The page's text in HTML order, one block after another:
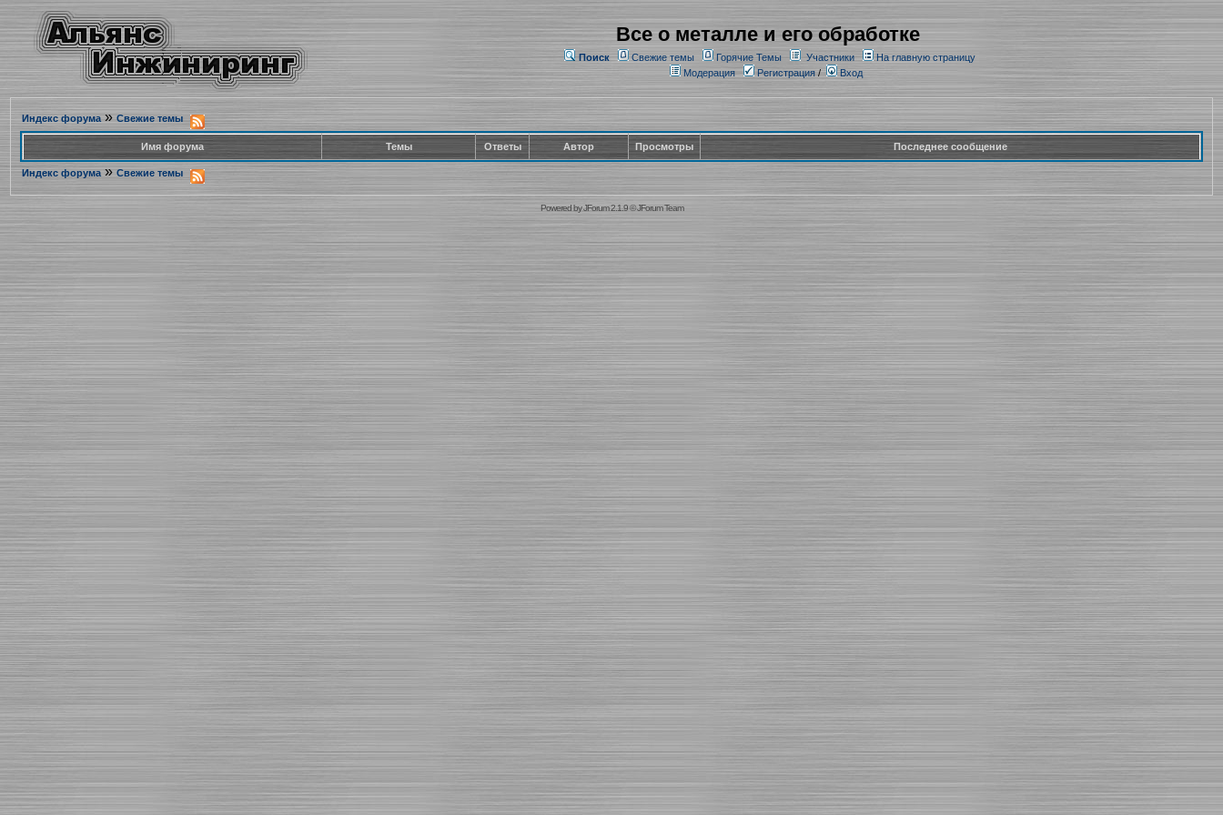
Все о металле и его обработке
Поиск Свежие темы Горячие Темы Участники
На главную страницу
Модерация
Регистрация/ Вход
Индекс форума» Свежие темы
Имя форума Темы Ответы Автор Просмотры Последнее сообщение
Индекс форума » Свежие темы
Powered byJForum 2.1.9©JForum Team